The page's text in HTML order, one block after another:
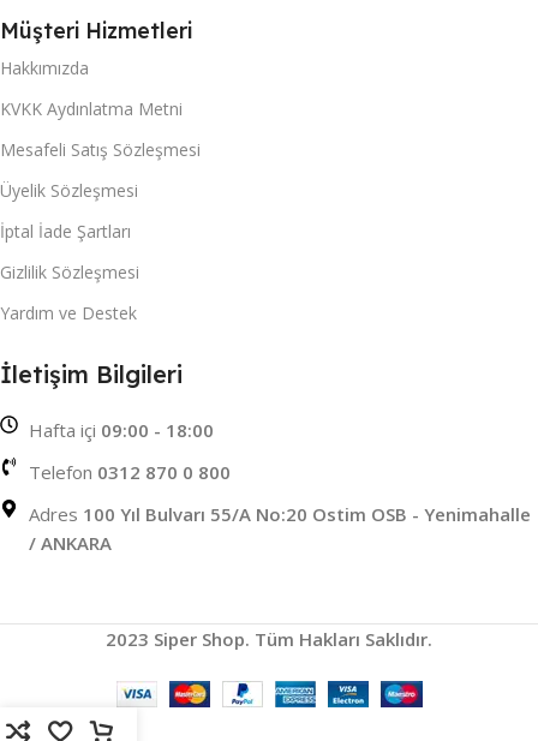
Müşteri Hizmetleri
Hakkımızda
KVKK Aydınlatma Metni
Mesafeli Satış Sözleşmesi
Üyelik Sözleşmesi
İptal İade Şartları
Gizlilik Sözleşmesi
Yardım ve Destek
İletişim Bilgileri
Hafta içi 09:00 - 18:00
Telefon 0312 870 0 800
Adres 100 Yıl Bulvarı 55/A No:20 Ostim OSB - Yenimahalle
/ ANKARA
2023 Siper Shop. Tüm Hakları Saklıdır.